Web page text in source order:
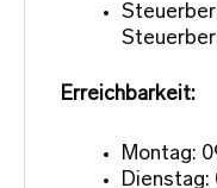
Erreichbarkeit:
Montag:
Dienstag: